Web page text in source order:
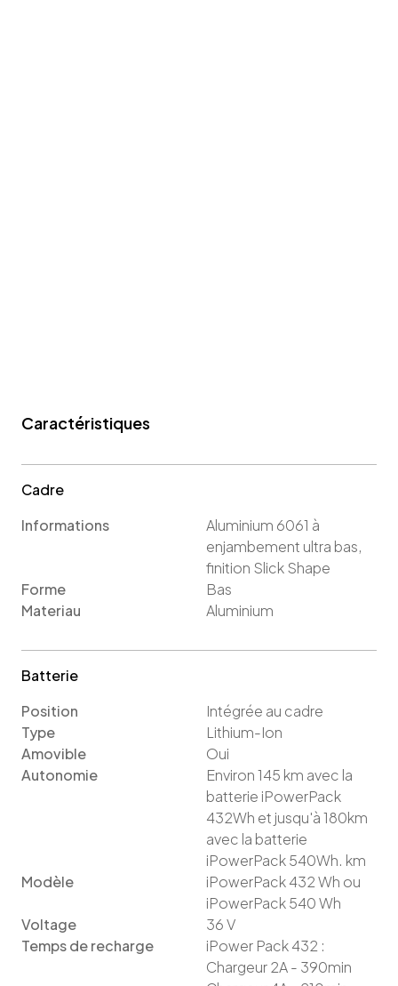
Caractéristiques
Cadre
Informations
Aluminium 6061 à
enjambement ultra bas,
finition Slick Shape
Forme
Bas
Materiau
Aluminium
Batterie
Position
Intégrée au cadre
Type
Lithium-Ion
Amovible
Oui
Autonomie
Environ 145 km avec la
batterie iPowerPack
432Wh et jusqu'à 180km
avec la batterie
iPowerPack 540Wh. km
Modèle
iPowerPack 432 Wh ou
iPowerPack 540 Wh
Voltage
36V
Temps de recharge
iPower Pack 432 :
Chargeur 2A - 390min